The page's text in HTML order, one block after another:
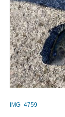
IMG_4759